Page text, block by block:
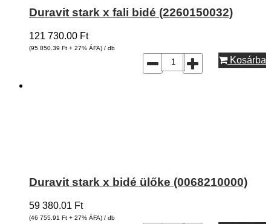
Duravit stark x fali bidé (2260150032)
121 730.00 Ft
(95 850.39 Ft + 27% ÁFA) / db
Kosárba
Duravit stark x bidé ülőke (0068210000)
59 380.01 Ft
(46 755.91 Ft + 27% ÁFA) / db